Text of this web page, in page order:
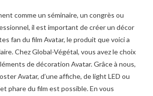
comme un séminaire, un congrès ou
il est important de créer un décor
fan du film Avatar, le produit que voici a
Chez Global-Végétal, vous avez le choix
de décoration Avatar. Grâce à nous,
Avatar, d’une affiche, de light LED ou
phare du film est possible. En vous